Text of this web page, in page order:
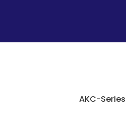
AKC-Series